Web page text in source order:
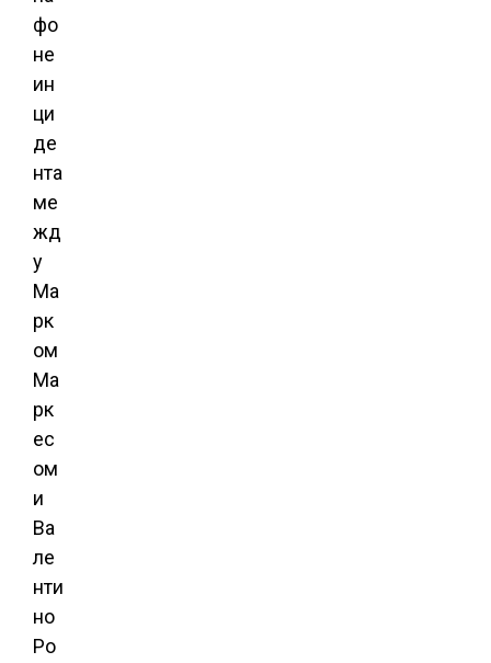
фо
не
ин
ци
де
нта
ме
жд
у
Ма
рк
ом
Ма
рк
ес
ом
и
Ва
ле
нти
но
Ро